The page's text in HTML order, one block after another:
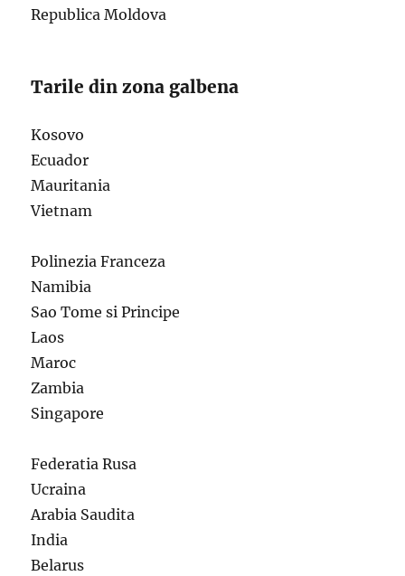
Republica Moldova
Tarile din zona galbena
Kosovo
Ecuador
Mauritania
Vietnam
Polinezia Franceza
Namibia
Sao Tome si Principe
Laos
Maroc
Zambia
Singapore
Federatia Rusa
Ucraina
Arabia Saudita
India
Belarus